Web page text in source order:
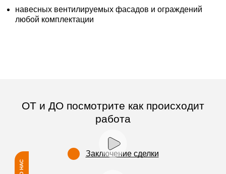
навесных вентилируемых фасадов и ограждений
любой комплектации
ОТ и ДО посмотрите как происходит
работа
Заключение сделки